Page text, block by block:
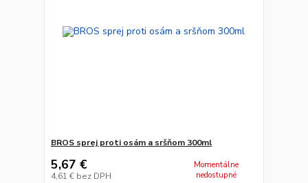
BROS sprej proti osám a sršňom 300ml
5,67 €
4,61 € bez DPH
Momentálne
nedostupné